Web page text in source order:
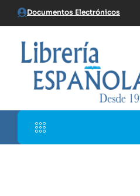
Documentos Electrónicos